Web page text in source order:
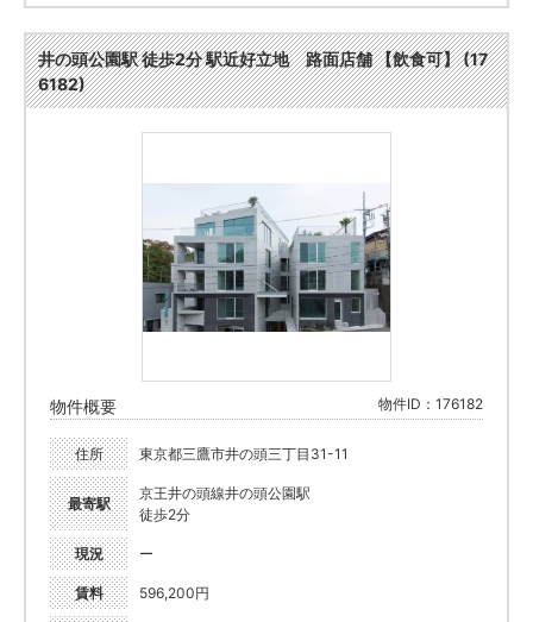
井の頭公園駅 徒歩2分 駅近好立地 路面店舗 【飲食可】 (17
6182)
物件概要 物件ID：176182
住所 東京都三鷹市井の頭三丁目31-11
最寄駅
京王井の頭線井の頭公園駅
徒歩2分
現況 ー
賃料 596,200円